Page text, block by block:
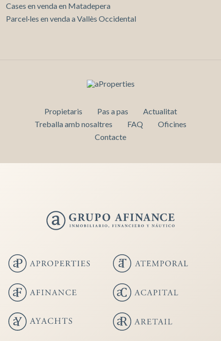
Cases en venda en Matadepera
Parcel·les en venda a Vallès Occidental
Propietaris Pas a pas
Actualitat
Treballa amb nosaltres
FAQ
Oficines
Contacte
Guardar configuració Acceptar totes